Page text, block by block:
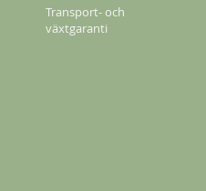
Transport- och
växtgaranti